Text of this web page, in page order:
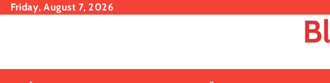
SkipFriday, August 7, 2026